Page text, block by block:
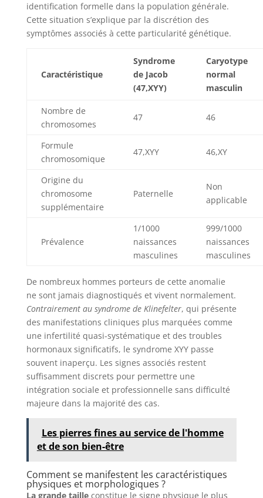
identification formelle dans la population générale.
Cette situation s’explique par la discrétion des
symptômes associés à cette particularité génétique.
Caractéristique
Syndrome
de Jacob
(47,XYY)
Caryotype
normal
masculin
Nombre de
chromosomes
47 46
Formule
chromosomique
47,XYY 46,XY
Origine du
chromosome
supplémentaire
Paternelle
Non
applicable
Prévalence
1/1000
naissances
masculines
999/1000
naissances
masculines
De nombreux hommes porteurs de cette anomalie
ne sont jamais diagnostiqués et vivent normalement.
Contrairement au syndrome de Klinefelter, qui présente
des manifestations cliniques plus marquées comme
une infertilité quasi-systématique et des troubles
hormonaux significatifs, le syndrome XYY passe
souvent inaperçu. Les signes associés restent
suffisamment discrets pour permettre une
intégration sociale et professionnelle sans difficulté
majeure dans la majorité des cas.
Les pierres fines au service de l'homme
et de son bien-être
Comment se manifestent les caractéristiques
physiques et morphologiques ?
La grande tailleconstitue le signe physique le plus